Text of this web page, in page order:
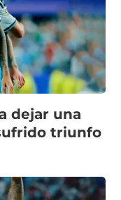
dejar una
triunfo